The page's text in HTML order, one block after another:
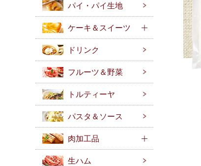
パイ・パイ生地
ケーキ＆スイーツ
ドリンク
フルーツ＆野菜
トルティーヤ
パスタ＆ソース
肉加工品
生ハム